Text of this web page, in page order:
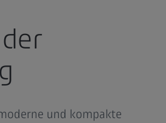
und kompakte